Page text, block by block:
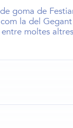
goma de
la del
moltes